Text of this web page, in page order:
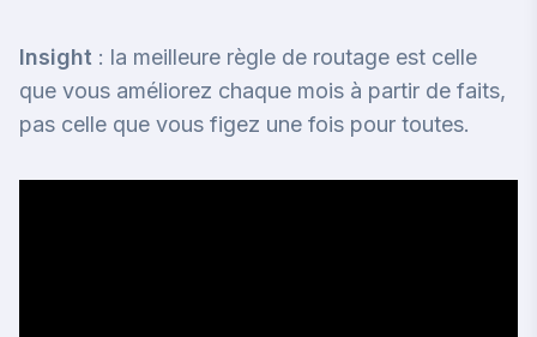
Insight : la meilleure règle de routage est celle
que vous améliorez chaque mois à partir de faits,
pas celle que vous figez une fois pour toutes.